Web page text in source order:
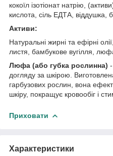
кокоїл ізотіонат натрію,
кислота, сіль ЕДТА, віддушка,
Активи:
Натуральні жирні та ефірні
листя, бамбукове вугілля,
Люфа (або губка рослинна)
догляду за шкірою.
гарбузових рослин, вона
шкіру, покращує кровообіг і
Приховати
Характеристики